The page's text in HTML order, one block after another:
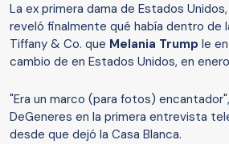
La ex primera dama de Estados Unidos,
reveló finalmente qué había dentro de
Tiffany & Co. que Melania Trump le
cambio de en Estados Unidos, en
"Era un marco (para fotos)
DeGeneres en la primera entrevista
desde que dejó la Casa Blanca.